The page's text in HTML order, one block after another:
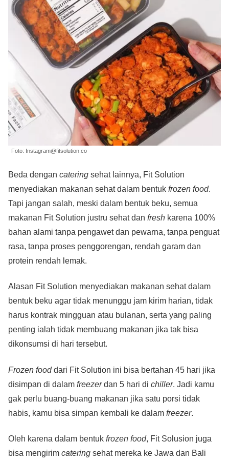
Foto: Instagram@fitsolution.co
Beda dengan catering sehat lainnya, Fit Solution
menyediakan makanan sehat dalam bentuk frozen food.
Tapi jangan salah, meski dalam bentuk beku, semua
makanan Fit Solution justru sehat dan fresh karena 100%
bahan alami tanpa pengawet dan pewarna, tanpa penguat
rasa, tanpa proses penggorengan, rendah garam dan
protein rendah lemak.
Alasan Fit Solution menyediakan makanan sehat dalam
bentuk beku agar tidak menunggu jam kirim harian, tidak
harus kontrak mingguan atau bulanan, serta yang paling
penting ialah tidak membuang makanan jika tak bisa
dikonsumsi di hari tersebut.
Frozen fooddari Fit Solution ini bisa bertahan 45 hari jika
disimpan di dalam freezerdan 5 hari di chiller. Jadi kamu
gak perlu buang-buang makanan jika satu porsi tidak
habis, kamu bisa simpan kembali ke dalam freezer.
Oleh karena dalam bentuk frozen food, Fit Solusion juga
bisa mengirim catering sehat mereka ke Jawa dan Bali